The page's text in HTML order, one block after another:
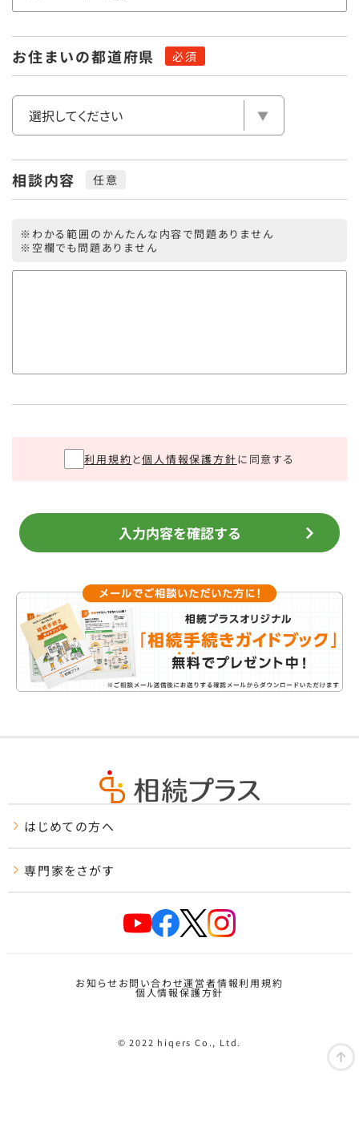
お住まいの都道府県
相談内容
※わかる範囲のかんたんな内容で問題ありません
※空欄でも問題ありません
利用規約と個人情報保護方針に同意する
はじめての方へ
専門家をさがす
お知らせ お問い合わせ運営者情報利用規約
個人情報保護方針
© 2022 hiqers Co., Ltd.